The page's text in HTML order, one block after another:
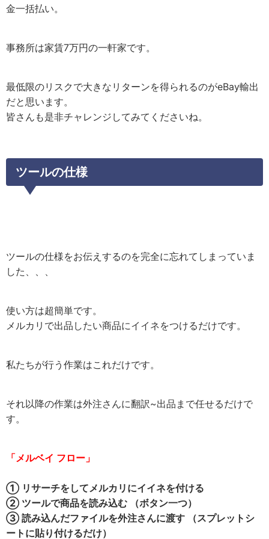
金一括払い。
事務所は家賃7万円の一軒家です。
最低限のリスクで大きなリターンを得られるのがeBay輸出
だと思います。
皆さんも是非チャレンジしてみてくださいね。
ツールの仕様
ツールの仕様をお伝えするのを完全に忘れてしまっていま
した、、、
使い方は超簡単です。
メルカリで出品したい商品にイイネをつけるだけです。
私たちが行う作業はこれだけです。
それ以降の作業は外注さんに翻訳~出品まで任せるだけで
す。
「メルベイ フロー」
① リサーチをしてメルカリにイイネを付ける
② ツールで商品を読み込む （ボタン一つ）
③ 読み込んだファイルを外注さんに渡す （スプレットシ
ートに貼り付けるだけ）